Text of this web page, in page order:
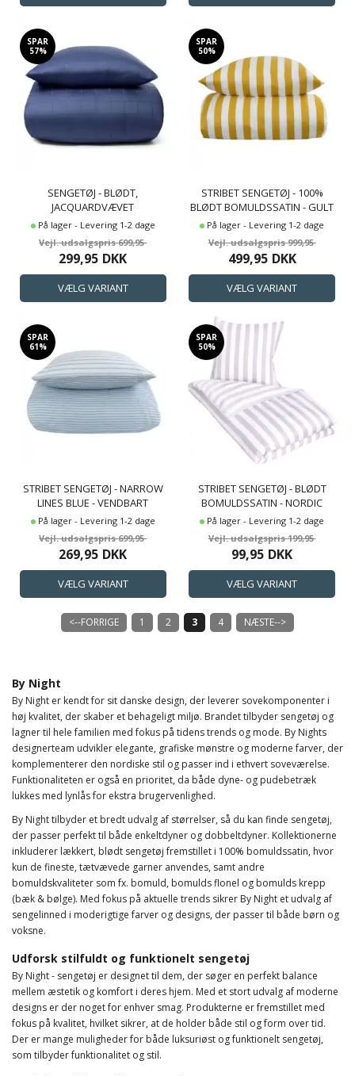
SPAR
57%
SENGETØJ - BLØDT,
JACQUARDVÆVET
BOMULDSSATIN - CHECK BLÅ -
BY NIGHT SENGESÆT
På lager - Levering 1-2 dage
699,95
299,95 DKK
SPAR
50%
STRIBET SENGETØJ - 100%
BLØDT BOMULDSSATIN - GULT
OG HVIDT SENGESÆT -
NORDIC STRIPE - BY NIGHT
SENGELINNED
På lager - Levering 1-2 dage
999,95
499,95 DKK
SPAR
61%
STRIBET SENGETØJ - NARROW
LINES BLUE - VENDBART
SENGESÆT - 100%
BOMULDSSATIN - BY NIGHT
SENGELINNED
På lager - Levering 1-2 dage
699,95
269,95 DKK
SPAR
50%
STRIBET SENGETØJ - BLØDT
BOMULDSSATIN - NORDIC
STRIPE - LAVENDEL OG HVIDT
SENGESÆT
På lager - Levering 1-2 dage
199,95
99,95 DKK
<--FORRIGE 1 2 3 4 NÆSTE-->
By Night
By Night er kendt for sit danske design, der leverer sovekomponenter i
høj kvalitet, der skaber et behageligt miljø. Brandet tilbyder sengetøj og
lagner til hele familien med fokus på tidens trends og mode. By Nights
designerteam udvikler elegante, grafiske mønstre og moderne farver, der
komplementerer den nordiske stil og passer ind i ethvert soveværelse.
Funktionaliteten er også en prioritet, da både dyne- og pudebetræk
lukkes med lynlås for ekstra brugervenlighed.
By Night tilbyder et bredt udvalg af størrelser, så du kan finde sengetøj,
der passer perfekt til både enkeltdyner og dobbeltdyner. Kollektionerne
inkluderer lækkert, blødt sengetøj fremstillet i 100% bomuldssatin, hvor
kun de fineste, tætvævede garner anvendes, samt andre
bomuldskvaliteter som fx. bomuld, bomulds flonel og bomulds krepp
(bæk & bølge). Med fokus på aktuelle trends sikrer By Night et udvalg af
sengelinned i moderigtige farver og designs, der passer til både børn og
voksne.
Udforsk stilfuldt og funktionelt sengetøj
By Night - sengetøj er designet til dem, der søger en perfekt balance
mellem æstetik og komfort i deres hjem. Med et stort udvalg af moderne
designs er der noget for enhver smag. Produkterne er fremstillet med
fokus på kvalitet, hvilket sikrer, at de holder både stil og form over tid.
Der er mange muligheder for både luksuriøst og funktionelt sengetøj,
som tilbyder funktionalitet og stil.